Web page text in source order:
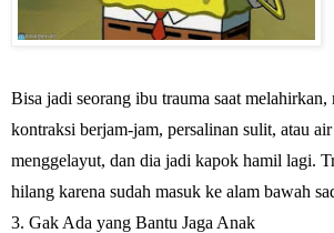
Bisa jadi seorang ibu trauma saat
kontraksi berjam-jam, persalinan sulit, atau
menggelayut, dan dia jadi kapok hamil lagi.
hilang karena sudah masuk ke alam bawah
3. Gak Ada yang Bantu Jaga Anak